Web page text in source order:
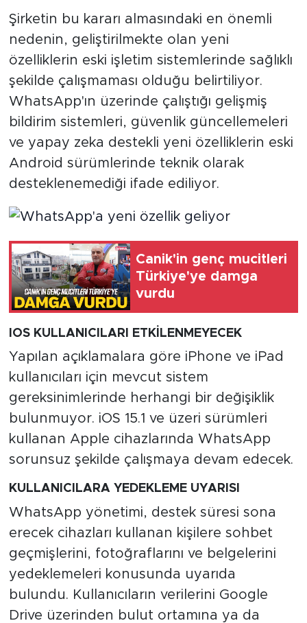
Şirketin bu kararı almasındaki en önemli
nedenin, geliştirilmekte olan yeni
özelliklerin eski işletim sistemlerinde sağlıklı
şekilde çalışmaması olduğu belirtiliyor.
WhatsApp'ın üzerinde çalıştığı gelişmiş
bildirim sistemleri, güvenlik güncellemeleri
ve yapay zeka destekli yeni özelliklerin eski
Android sürümlerinde teknik olarak
desteklenemediği ifade ediliyor.
Canik'in genç mucitleri
Türkiye'ye damga
vurdu
IOS KULLANICILARI ETKİLENMEYECEK
Yapılan açıklamalara göre iPhone ve iPad
kullanıcıları için mevcut sistem
gereksinimlerinde herhangi bir değişiklik
bulunmuyor. iOS 15.1 ve üzeri sürümleri
kullanan Apple cihazlarında WhatsApp
sorunsuz şekilde çalışmaya devam edecek.
KULLANICILARA YEDEKLEME UYARISI
WhatsApp yönetimi, destek süresi sona
erecek cihazları kullanan kişilere sohbet
geçmişlerini, fotoğraflarını ve belgelerini
yedeklemeleri konusunda uyarıda
bulundu. Kullanıcıların verilerini Google
Drive üzerinden bulut ortamına ya da